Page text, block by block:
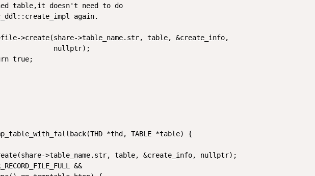
table,it doesn't need to do
again.
>create(share->table_name.str, table, &create_info,
nullptr);
true;
*thd, TABLE *table) {
>table_name.str, table, &create_info, nullptr);
&&